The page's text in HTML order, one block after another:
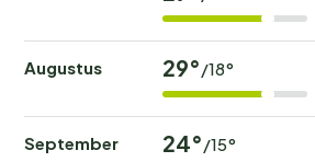
Augustus 29° /18°
September 24° /15°